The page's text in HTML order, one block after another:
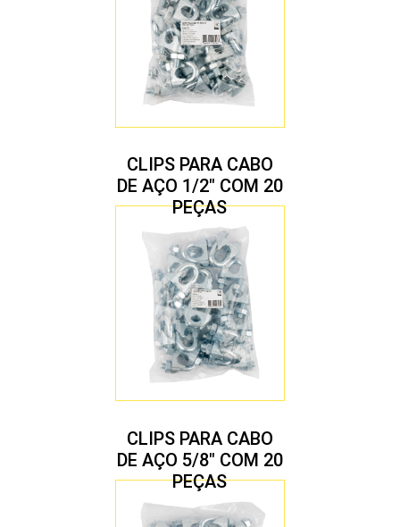
CLIPS PARA CABO
DE AÇO 1/2″ COM 20
PEÇAS
CLIPS PARA CABO
DE AÇO 5/8″ COM 20
PEÇAS